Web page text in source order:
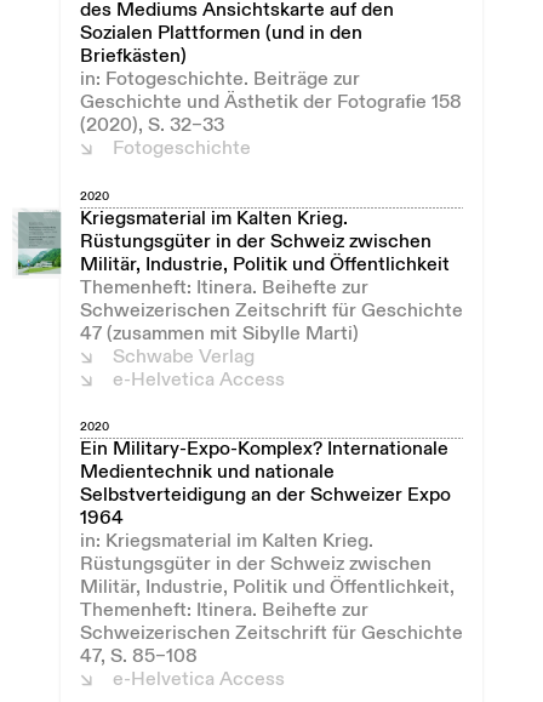
des Mediums Ansichtskarte auf den
Sozialen Plattformen (und in den
Briefkästen)
in: Fotogeschichte. Beiträge zur
Geschichte und Ästhetik der Fotografie 158
(2020), S. 32–33
Fotogeschichte
2020
Kriegsmaterial im Kalten Krieg.
Rüstungsgüter in der Schweiz zwischen
Militär, Industrie, Politik und Öffentlichkeit
Themenheft: Itinera. Beihefte zur
Schweizerischen Zeitschrift für Geschichte
47 (zusammen mit Sibylle Marti)
Schwabe Verlag
e-Helvetica Access
2020
Ein Military-Expo-Komplex? Internationale
Medientechnik und nationale
Selbstverteidigung an der Schweizer Expo
1964
in: Kriegsmaterial im Kalten Krieg.
Rüstungsgüter in der Schweiz zwischen
Militär, Industrie, Politik und Öffentlichkeit,
Themenheft: Itinera. Beihefte zur
Schweizerischen Zeitschrift für Geschichte
47, S. 85–108
e-Helvetica Access